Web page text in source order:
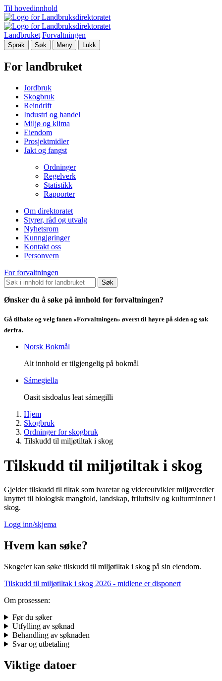
Til hovedinnhold
Landbruket Forvaltningen
Språk Søk Meny Lukk
For landbruket
Jordbruk
Skogbruk
Reindrift
Industri og handel
Miljø og klima
Eiendom
Prosjektmidler
Jakt og fangst
Ordninger
Regelverk
Statistikk
Rapporter
Om direktoratet
Styrer, råd og utvalg
Nyhetsrom
Kunngjøringer
Kontakt oss
Personvern
For forvaltningen
Søk
Ønsker du å søke på innhold for forvaltningen?
Gå tilbake og velg fanen «Forvaltningen» øverst til høyre på siden og søk
derfra.
Norsk Bokmål
Alt innhold er tilgjengelig på bokmål
Sámegiella
Oasit sisdoalus leat sámegilli
Hjem
Skogbruk
Ordninger for skogbruk
Tilskudd til miljøtiltak i skog
Tilskudd til miljøtiltak i skog
Gjelder tilskudd til tiltak som ivaretar og videreutvikler miljøverdier
knyttet til biologisk mangfold, landskap, friluftsliv og kulturminner i
skog.
Logg inn/skjema
Hvem kan søke?
Skogeier kan søke tilskudd til miljøtiltak i skog på sin eiendom.
Tilskudd til miljøtiltak i skog 2026 - midlene er disponert
Om prosessen:
Før du søker
Utfylling av søknad
Behandling av søknaden
Svar og utbetaling
Viktige datoer